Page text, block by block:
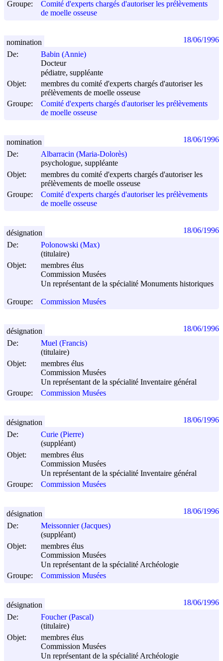
Groupe:
Comité d'experts chargés d'autoriser les prélèvements
de moelle osseuse
De:
Babin (Annie)
Docteur
pédiatre, suppléante
Objet:
membres du comité d'experts chargés d'autoriser les
prélèvements de moelle osseuse
Groupe:
Comité d'experts chargés d'autoriser les prélèvements
de moelle osseuse
nomination 18/06/1996
De:
Albarracin (Maria-Dolorès)
psychologue, suppléante
Objet:
membres du comité d'experts chargés d'autoriser les
prélèvements de moelle osseuse
Groupe:
Comité d'experts chargés d'autoriser les prélèvements
de moelle osseuse
nomination 18/06/1996
De:
Polonowski (Max)
(titulaire)
Objet:
membres élus
Commission Musées
Un représentant de la spécialité Monuments historiques
Groupe: Commission Musées
désignation 18/06/1996
De:
Muel (Francis)
(titulaire)
Objet:
membres élus
Commission Musées
Un représentant de la spécialité Inventaire général
Groupe:
Commission Musées
désignation 18/06/1996
De:
Curie (Pierre)
(suppléant)
Objet:
membres élus
Commission Musées
Un représentant de la spécialité Inventaire général
Groupe:
Commission Musées
désignation 18/06/1996
De:
Meissonnier (Jacques)
(suppléant)
Objet:
membres élus
Commission Musées
Un représentant de la spécialité Archéologie
Groupe:
Commission Musées
désignation 18/06/1996
De:
Foucher (Pascal)
(titulaire)
Objet:
membres élus
Commission Musées
Un représentant de la spécialité Archéologie
désignation 18/06/1996